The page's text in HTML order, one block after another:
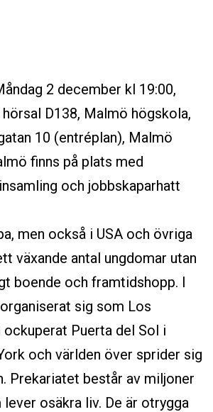
2 december kl 19:00,
D138, Malmö högskola,
10 (entréplan), Malmö
finns på plats med
och jobbskaparhatt
men också i USA och övriga
växande antal ungdomar utan
boende och framtidshopp. I
sig som Los
ockuperat Puerta del Sol i
och världen över sprider sig
Prekariatet består av miljoner
osäkra liv. De är otrygga